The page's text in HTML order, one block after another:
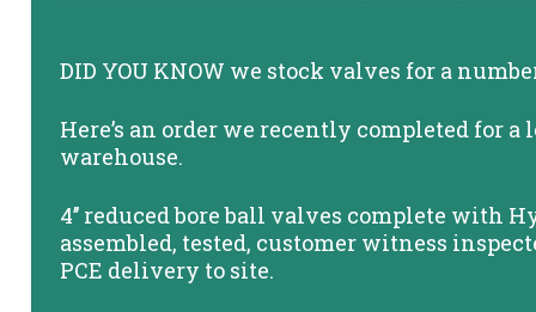
DID YOU KNOW we stock valves for a
Here’s an order we recently completed for
warehouse.
4’’ reduced bore ball valves complete with
assembled, tested, customer witness
PCE delivery to site.